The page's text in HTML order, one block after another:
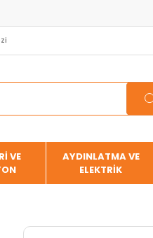
VE
AYDINLATMA VE
ELEKTRİK